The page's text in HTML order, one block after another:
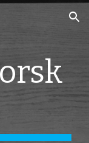
Skip to navigation